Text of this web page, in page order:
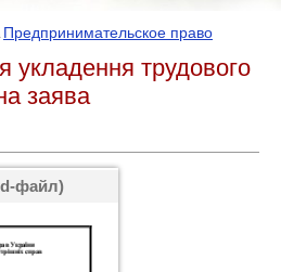
Предпринимательское право
укладення трудового
заява
файл)